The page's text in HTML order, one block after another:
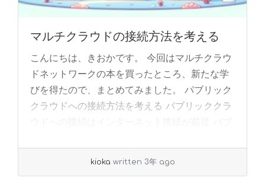
マルチクラウドの接続方法を考える
こんにちは、きおかです。 今回はマルチクラウ
ドネットワークの本を買ったところ、新たな学
びを得たので、まとめてみました。 パブリック
クラウドへの接続方法を考える パブリッククラ
kioka written 3年 ago